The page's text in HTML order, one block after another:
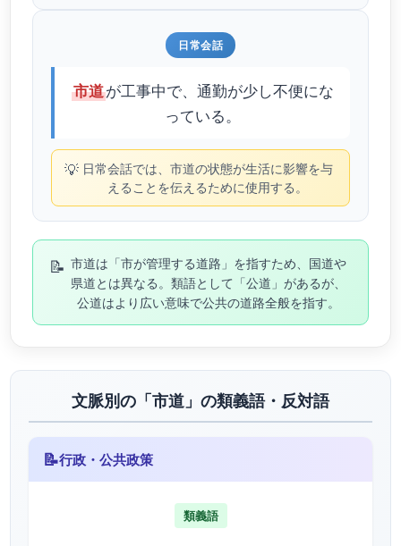
日常会話
市道が工事中で、通勤が少し不便にな
っている。
💡 日常会話では、市道の状態が生活に影響を与
えることを伝えるために使用する。
📝 市道は「市が管理する道路」を指すため、国道や
県道とは異なる。類語として「公道」があるが、
公道はより広い意味で公共の道路全般を指す。
文脈別の「市道」の類義語・反対語
📝行政・公共政策
類義語